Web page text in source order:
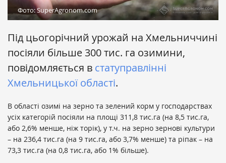
Фото: SuperAgronom.com
Під цьогорічний урожай на Хмельниччині
посіяли більше 300 тис. га озимини,
повідомляється в статуправлінні
Хмельницької області.
В області озимі на зерно та зелений корм у господарствах
усіх категорій посіяли на площі 311,8 тис.га (на 8,5 тис.га,
або 2,6% менше, ніж торік), у т.ч. на зерно зернові культури
– на 236,4 тис.га (на 9 тис.га, або 3,7% менше) та ріпак – на
73,3 тис.га (на 0,8 тис.га, або 1% більше).